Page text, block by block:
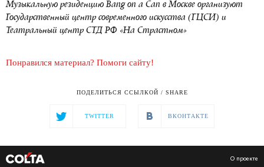
Музыкальную резиденцию Bang on a Can в Москве организуют
Государственный центр современного искусства (ГЦСИ) и
Театральный центр СТД РФ «На Страстном»
Понравился материал? Помоги сайту!
ПОДЕЛИТЬСЯ ССЫЛКОЙ / SHARE
TWITTER ВКОНТАКТЕ
О проекте